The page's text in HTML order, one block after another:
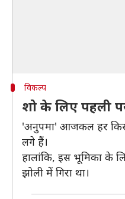
विकल्प
शो के लिए पहली
'अनुपमा' आजकल हर
लगे हैं।
हालांकि, इस भूमिका के
झोली में गिरा था।